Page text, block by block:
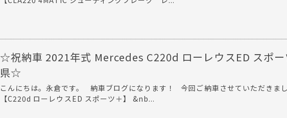
☆祝納車 2021年式 Mercedes C220d ローレウスED スポー
県☆
こんにちは。永倉です。 納車ブログになります！ 今回ご納車させていただきま
【C220d ローレウスED スポーツ＋】 &nb...